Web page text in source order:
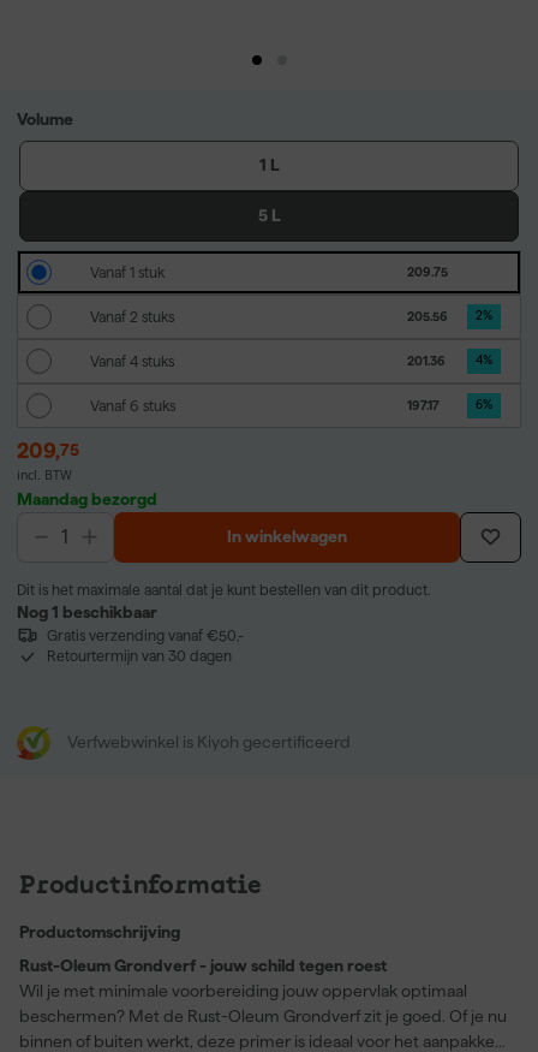
Volume
1 L
5 L
Vanaf 1 stuk 209.75
Vanaf 2 stuks 205.56 2%
Vanaf 4 stuks 201.36 4%
Vanaf 6 stuks 197.17 6%
209,75
incl. BTW
Maandag bezorgd
In winkelwagen
Dit is het maximale aantal dat je kunt bestellen van dit product.
Nog 1 beschikbaar
Gratis verzending vanaf €50,-
Retourtermijn van 30 dagen
Verfwebwinkel is Kiyoh gecertificeerd
Productinformatie
Productomschrijving
Rust-Oleum Grondverf - jouw schild tegen roest
Wil je met minimale voorbereiding jouw oppervlak optimaal
beschermen? Met de Rust-Oleum Grondverf zit je goed. Of je nu
binnen of buiten werkt, deze primer is ideaal voor het aanpakken